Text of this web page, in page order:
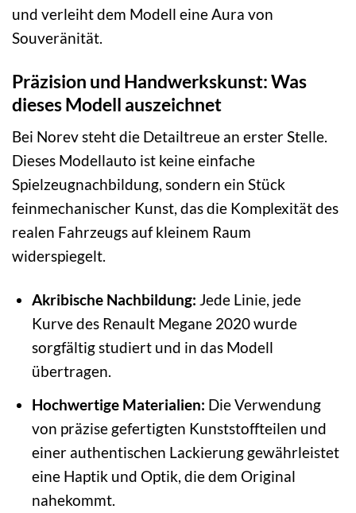
und verleiht dem Modell eine Aura von
Souveränität.
Präzision und Handwerkskunst: Was
dieses Modell auszeichnet
Bei Norev steht die Detailtreue an erster Stelle.
Dieses Modellauto ist keine einfache
Spielzeugnachbildung, sondern ein Stück
feinmechanischer Kunst, das die Komplexität des
realen Fahrzeugs auf kleinem Raum
widerspiegelt.
Akribische Nachbildung: Jede Linie, jede
Kurve des Renault Megane 2020 wurde
sorgfältig studiert und in das Modell
übertragen.
Hochwertige Materialien: Die Verwendung
von präzise gefertigten Kunststoffteilen und
einer authentischen Lackierung gewährleistet
eine Haptik und Optik, die dem Original
nahekommt.